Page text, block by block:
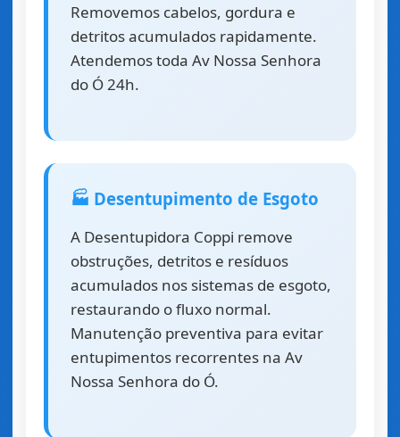
Removemos cabelos, gordura e
detritos acumulados rapidamente.
Atendemos toda Av Nossa Senhora
do Ó 24h.
🏭 Desentupimento de Esgoto
A Desentupidora Coppi remove
obstruções, detritos e resíduos
acumulados nos sistemas de esgoto,
restaurando o fluxo normal.
Manutenção preventiva para evitar
entupimentos recorrentes na Av
Nossa Senhora do Ó.